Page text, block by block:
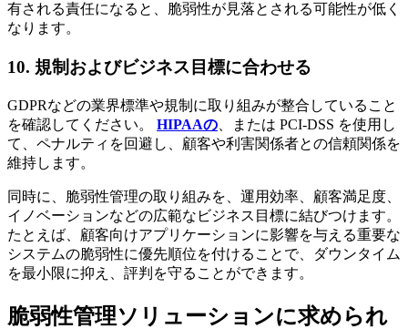
有される責任になると、脆弱性が見落とされる可能性が低く
なります。
10. 規制およびビジネス目標に合わせる
GDPRなどの業界標準や規制に取り組みが整合していること
を確認してください。 HIPAAの 、または PCI-DSS を使用し
て、ペナルティを回避し、顧客や利害関係者との信頼関係を
維持します。
同時に、脆弱性管理の取り組みを、運用効率、顧客満足度、
イノベーションなどの広範なビジネス目標に結びつけます。
たとえば、顧客向けアプリケーションに影響を与える重要な
システムの脆弱性に優先順位を付けることで、ダウンタイム
を最小限に抑え、評判を守ることができます。
脆弱性管理ソリューションに求められ